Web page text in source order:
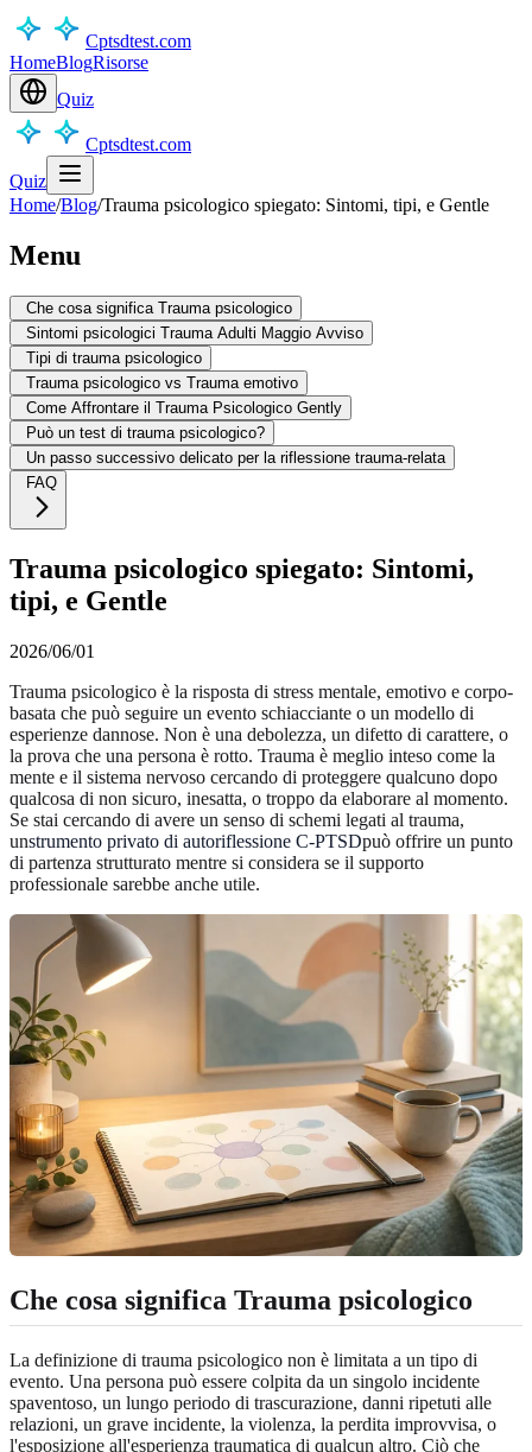
Cptsdtest.com
HomeBlogRisorse
Quiz
Cptsdtest.com
Quiz
Home/Blog/Trauma psicologico spiegato: Sintomi, tipi, e Gentle
Menu
Che cosa significa Trauma psicologico
Sintomi psicologici Trauma Adulti Maggio Avviso
Tipi di trauma psicologico
Trauma psicologico vs Trauma emotivo
Come Affrontare il Trauma Psicologico Gently
Può un test di trauma psicologico?
Un passo successivo delicato per la riflessione trauma-relata
FAQ
Trauma psicologico spiegato: Sintomi,
tipi, e Gentle
2026/06/01
Trauma psicologico è la risposta di stress mentale, emotivo e corpo-
basata che può seguire un evento schiacciante o un modello di
esperienze dannose. Non è una debolezza, un difetto di carattere, o
la prova che una persona è rotto. Trauma è meglio inteso come la
mente e il sistema nervoso cercando di proteggere qualcuno dopo
qualcosa di non sicuro, inesatta, o troppo da elaborare al momento.
Se stai cercando di avere un senso di schemi legati al trauma,
unstrumento privato di autoriflessione C-PTSDpuò offrire un punto
di partenza strutturato mentre si considera se il supporto
professionale sarebbe anche utile.
Che cosa significa Trauma psicologico
La definizione di trauma psicologico non è limitata a un tipo di
evento. Una persona può essere colpita da un singolo incidente
spaventoso, un lungo periodo di trascurazione, danni ripetuti alle
relazioni, un grave incidente, la violenza, la perdita improvvisa, o
l'esposizione all'esperienza traumatica di qualcun altro. Ciò che